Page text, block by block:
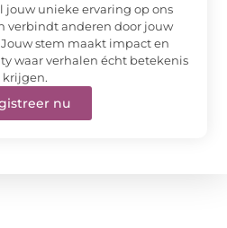
jouw unieke ervaring op ons
verbindt anderen door jouw
stem maakt impact en
waar verhalen écht betekenis
krijgen.
nu